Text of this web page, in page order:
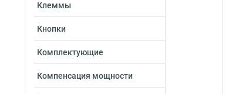
Клеммы
Кнопки
Комплектующие
Компенсация мощности